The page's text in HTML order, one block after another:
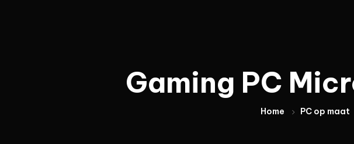
Gaming PC
Home PC op maat